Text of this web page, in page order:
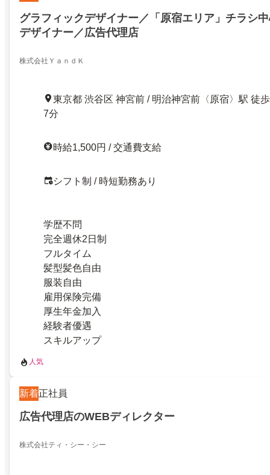
グラフィックデザイナー／「原宿エリア」チラシ
デザイナー／広告代理店
株式会社ＹａｎｄＫ
東京都 渋谷区 神宮前 / 明治神宮前〈原宿〉駅 徒歩
7分
時給1,500円 / 交通費支給
シフト制 / 時短勤務あり
学歴不問
完全週休2日制
フルタイム
髪型髪色自由
服装自由
雇用保険完備
厚生年金加入
経験者優遇
スキルアップ
人気
新着正社員
広告代理店のWEBディレクター
株式会社ティ・シー・シー